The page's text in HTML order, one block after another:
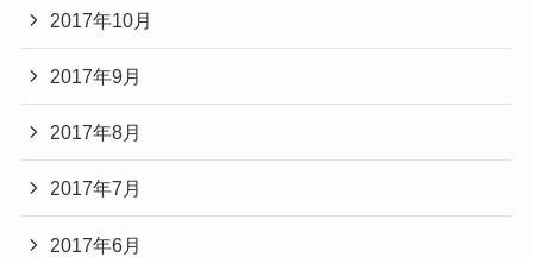
2017年10月
2017年9月
2017年8月
2017年7月
2017年6月